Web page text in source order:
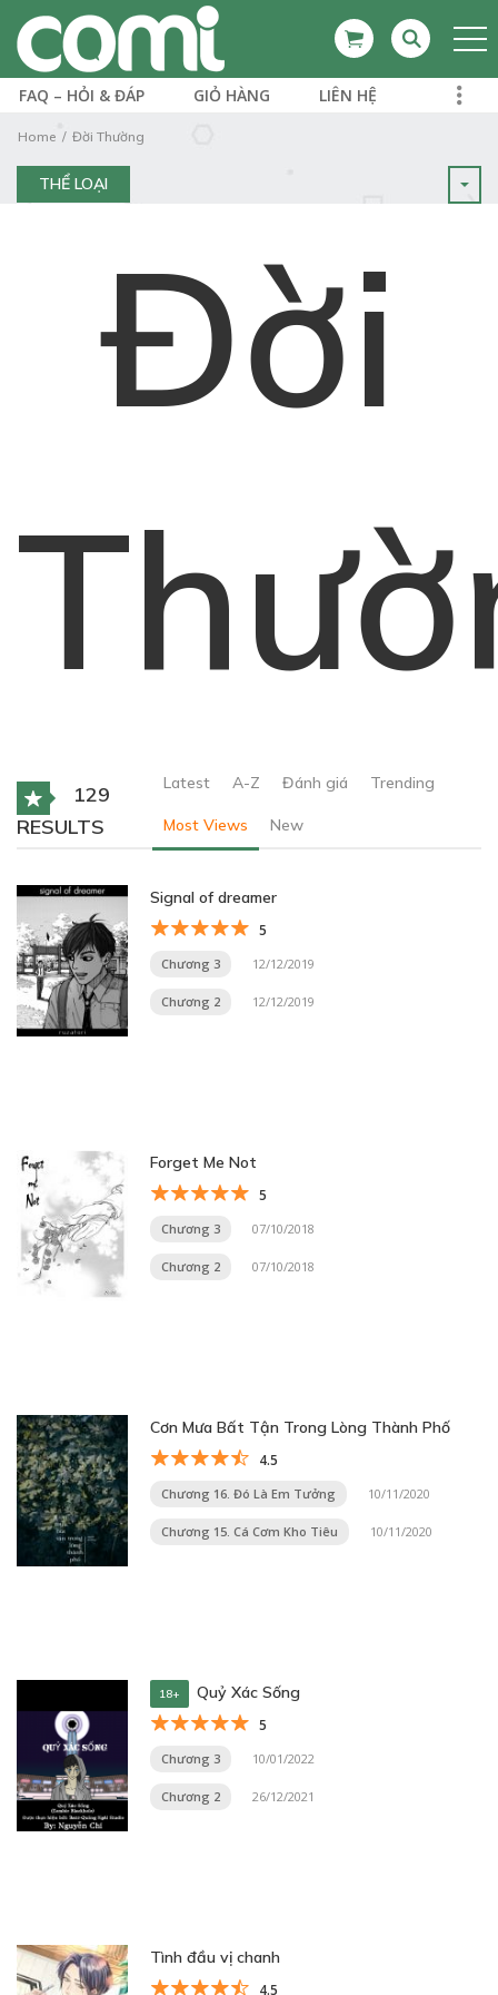
FAQ – HỎI & ĐÁP GIỎ HÀNG LIÊN HỆ
Home Đời Thường
THỂ LOẠI
Đời
129
RESULTS
Latest A-Z Đánh giá Trending
Most Views New
Signal of dreamer
5
Chương 3 12/12/2019
Chương 2 12/12/2019
Forget Me Not
5
Chương 3 07/10/2018
Chương 2 07/10/2018
Cơn Mưa Bất Tận Trong Lòng Thành Phố
4.5
Chương 16. Đó Là Em Tưởng 10/11/2020
Chương 15. Cá Cơm Kho Tiêu 10/11/2020
18+ Quỷ Xác Sống
5
Chương 3 10/01/2022
Chương 2 26/12/2021
Tình đầu vị chanh
4.5